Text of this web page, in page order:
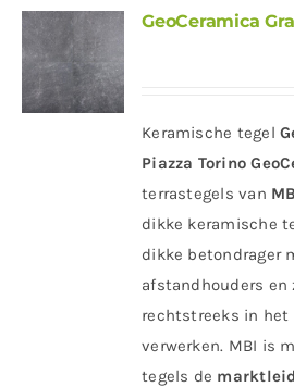
GeoCeramica
Keramische tegel
Piazza Torino
terrastegels van
dikke keramische
dikke betondrager
afstandhouders
rechtstreeks in het
verwerken. MBI is
tegels de